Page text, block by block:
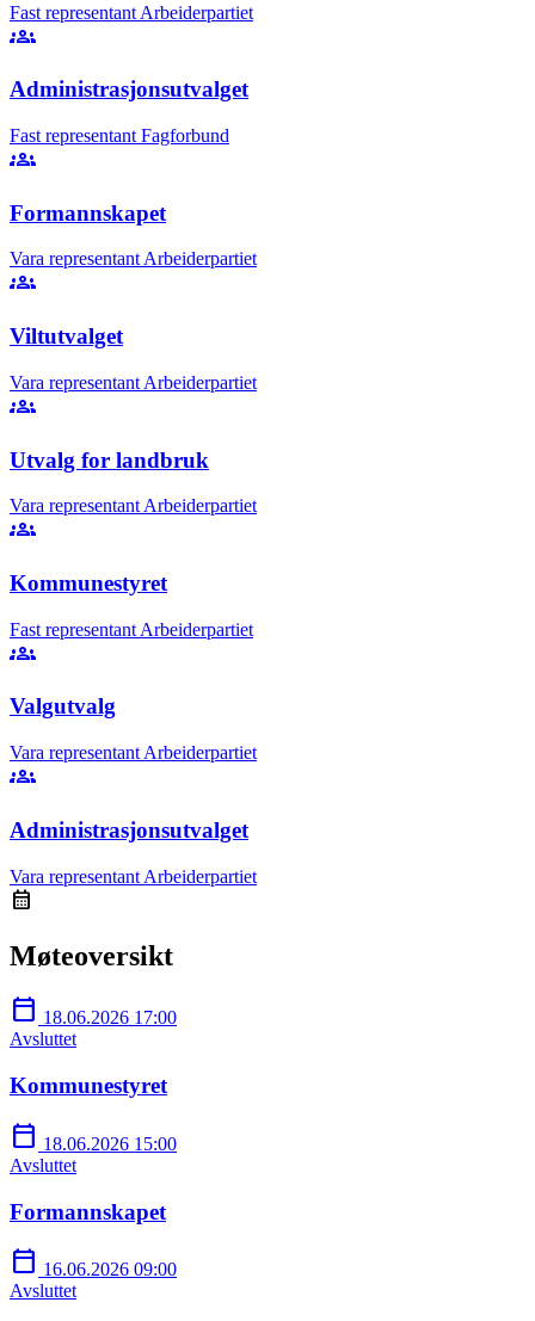
Fast representant Arbeiderpartiet
groups
Administrasjonsutvalget
Fast representant Fagforbund
groups
Formannskapet
Vara representantArbeiderpartiet
groups
Viltutvalget
Vara representant Arbeiderpartiet
groups
Utvalg for landbruk
Vara representant Arbeiderpartiet
groups
Kommunestyret
Fast representant Arbeiderpartiet
groups
Valgutvalg
Vara representant Arbeiderpartiet
groups
Administrasjonsutvalget
Vara representant Arbeiderpartiet
calendar_month
Møteoversikt
calendar_today 18.06.2026 17:00
Avsluttet
Kommunestyret
calendar_today 18.06.2026 15:00
Avsluttet
Formannskapet
calendar_today 16.06.2026 09:00
Avsluttet